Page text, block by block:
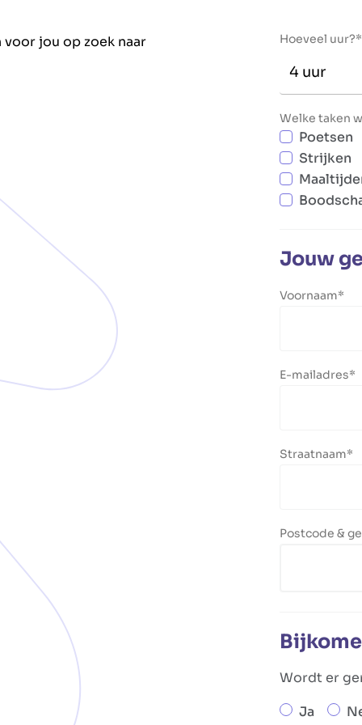
jou op zoek naar Hoeveel uur?
Welke taken
Poetsen
Strijken
Jouw
Voornaam
E-mailadres
Straatnaam
Postcode &
Wordt er
Ja